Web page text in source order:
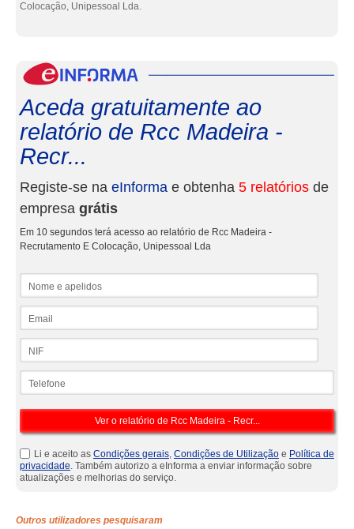
Colocação, Unipessoal Lda.
Aceda gratuitamente ao
relatório de Rcc Madeira -
Recr...
Registe-se na eInforma e obtenha 5 relatórios de
empresa grátis
Em 10 segundos terá acesso ao relatório de Rcc Madeira -
Recrutamento E Colocação, Unipessoal Lda
Li e aceito as Condições gerais, Condições de Utilização e Política de
privacidade. Também autorizo a eInforma a enviar informação sobre
atualizações e melhorias do serviço.
Outros utilizadores pesquisaram